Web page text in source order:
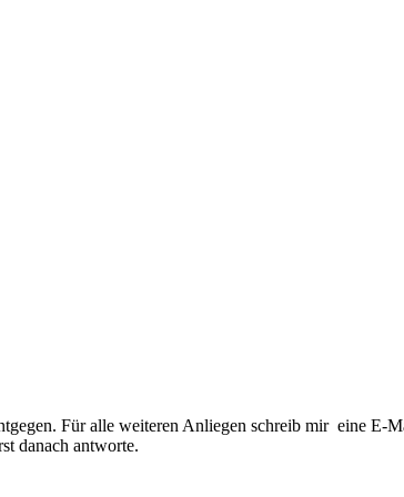
Für alle weiteren Anliegen schreib mir eine E-
danach antworte.